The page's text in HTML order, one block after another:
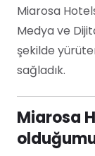
Miarosa
Medya ve
şekilde
sağladık.
Miarosa